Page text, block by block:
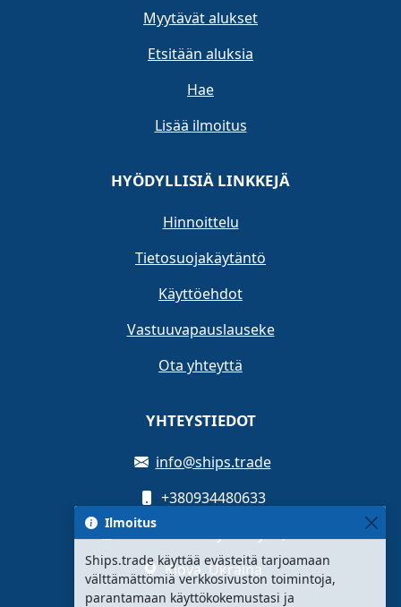
Myytävät alukset
Etsitään aluksia
Hae
Lisää ilmoitus
HYÖDYLLISIÄ LINKKEJÄ
Hinnoittelu
Tietosuojakäytäntö
Käyttöehdot
Vastuuvapauslauseke
Ota yhteyttä
YHTEYSTIEDOT
info@ships.trade
+380934480633
Oleksandra Myshuhy St, 12
Kiova, Ukraina
Ilmoitus
Ships.trade käyttää evästeitä tarjoamaan
välttämättömiä verkkosivuston toimintoja,
parantamaan käyttökokemustasi ja